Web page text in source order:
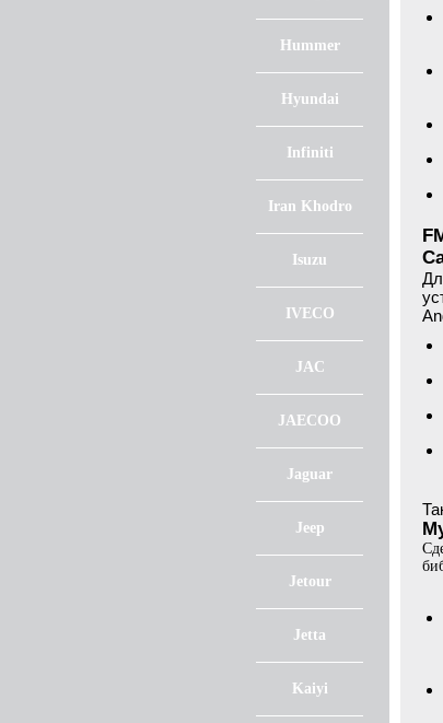
Hummer
Hyundai
Infiniti
Iran Khodro
Isuzu
IVECO
JAC
JAECOO
Jaguar
Jeep
Jetour
Jetta
Kaiyi